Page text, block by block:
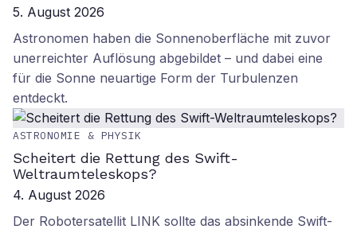
5. August 2026
Astronomen haben die Sonnenoberfläche mit zuvor
unerreichter Auflösung abgebildet – und dabei eine
für die Sonne neuartige Form der Turbulenzen
entdeckt.
ASTRONOMIE & PHYSIK
Scheitert die Rettung des Swift-
Weltraumteleskops?
4. August 2026
Der Robotersatellit LINK sollte das absinkende Swift-